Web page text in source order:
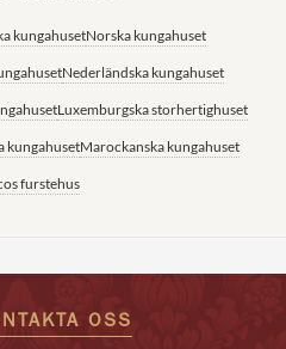
kungahusetNorska kungahuset
Nederländska kungahuset
Luxemburgska storhertighuset
kungahusetMarockanska kungahuset
furstehus
OSS